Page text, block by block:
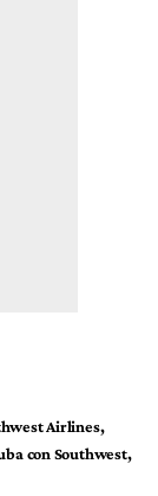
Airlines
con Southwest